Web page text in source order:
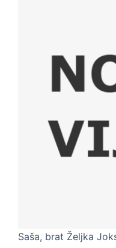
Saša, brat Željka